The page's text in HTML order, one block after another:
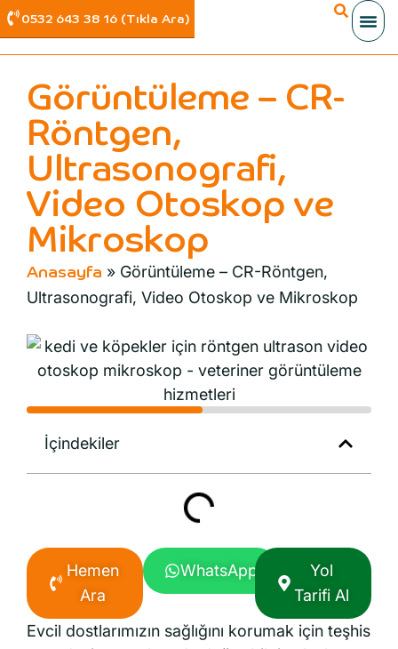
0532 643 38 16 (Tıkla Ara)
Görüntüleme – CR-
Röntgen,
Ultrasonografi,
Video Otoskop ve
Mikroskop
Anasayfa » Görüntüleme – CR-Röntgen,
Ultrasonografi, Video Otoskop ve Mikroskop
İçindekiler
Hemen
Ara
WhatsApp
Yol
Tarifi Al
Evcil dostlarımızın sağlığını korumak için teşhis